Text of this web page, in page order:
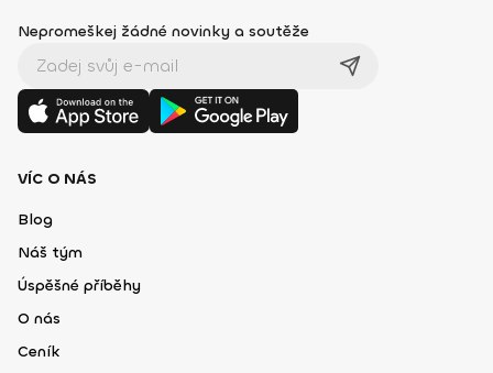
Nepromeškej žádné novinky a soutěže
VÍC O NÁS
Blog
Náš tým
Úspěšné příběhy
O nás
Ceník